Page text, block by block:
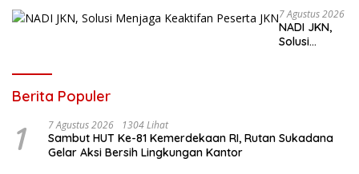
Petugas dan Warga Binaan
7 Agustus 2026
NADI JKN,
Solusi
Berita Populer
1 7 Agustus 2026 1304 Lihat
Sambut HUT Ke-81 Kemerdekaan RI, Rutan Sukadana
Gelar Aksi Bersih Lingkungan Kantor